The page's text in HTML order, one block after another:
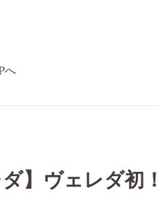
へ
ダ】ヴェレダ